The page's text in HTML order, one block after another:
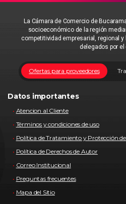
La Cámara de Comercio de
socioeconómico de la región
competitividad empresarial, regional
delegados por el
Ofertas para proveedores
Datos importantes
Atencion al Cliente
Términos y condiciones de uso
Política de Tratamiento y Protección
Política de Derechos de Autor
Correo Institucional
Preguntas frecuentes
Mapa del Sitio